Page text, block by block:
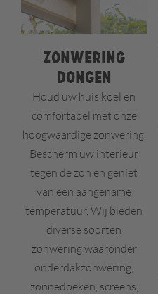
Zonwering
Dongen
Houd uw huis koel en
comfortabel met onze
hoogwaardige zonwering.
Bescherm uw interieur
tegen de zon en geniet
van een aangename
temperatuur. Wij bieden
diverse soorten
zonwering waaronder
onderdakzonwering,
zonnedoeken, screens,